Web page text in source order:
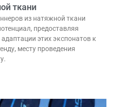
ткани
из натяжной ткани
предоставляя
этих экспонатов к
месту проведения